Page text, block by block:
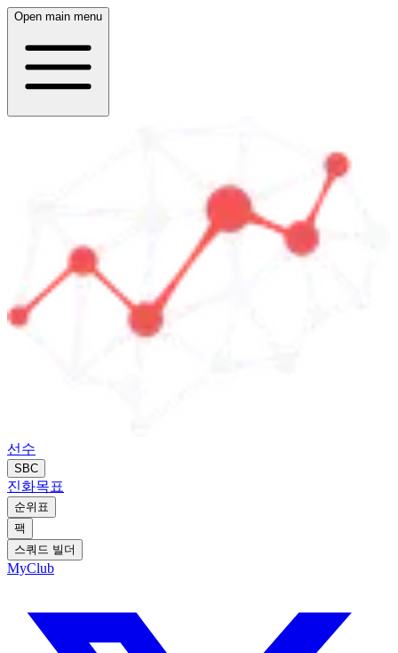
Open main menu
선수
SBC
진화목표
순위표
팩
스쿼드 빌더
MyClub